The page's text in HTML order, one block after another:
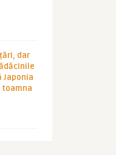
dar
toamna